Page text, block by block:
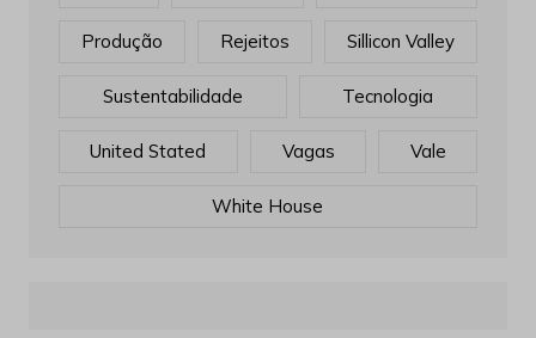
Produção Rejeitos Sillicon Valley
Sustentabilidade Tecnologia
United Stated Vagas Vale
White House